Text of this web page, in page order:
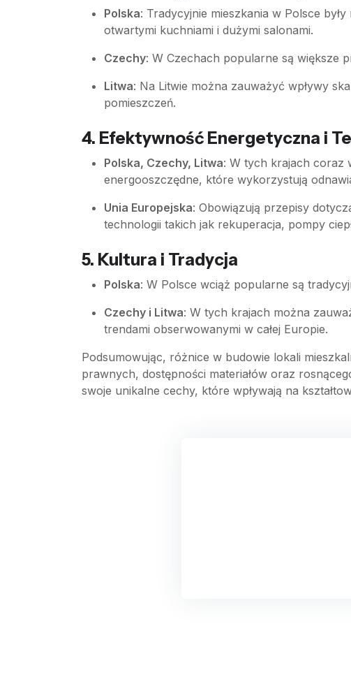
Polska: Tradycyjnie mieszkania w Polsce
otwartymi kuchniami i dużymi salonami.
Czechy: W Czechach popularne są większe
Litwa: Na Litwie można zauważyć wpływy
pomieszczeń.
4. Efektywność Energetyczna i
Polska, Czechy, Litwa: W tych krajach coraz
energooszczędne, które wykorzystują
Unia Europejska: Obowiązują przepisy
technologii takich jak rekuperacja, pompy
5. Kultura i Tradycja
Polska: W Polsce wciąż popularne są
Czechy i Litwa: W tych krajach można
trendami obserwowanymi w całej Europie.
Podsumowując, różnice w budowie lokali
prawnych, dostępności materiałów oraz
swoje unikalne cechy, które wpływają na